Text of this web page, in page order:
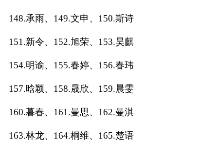
148.承雨、149.文申、150.斯诗
151.新令、152.旭荣、153.昊麒
154.明谕、155.春婷、156.春玮
157.晗颖、158.晟欣、159.晨雯
160.暮春、161.曼思、162.曼淇
163.林龙、164.桐维、165.楚语